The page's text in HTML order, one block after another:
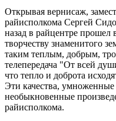
Открывая вернисаж,
райисполкома Сергей
назад в райцентре
творчеству знаменитого
таким теплым, добрым,
телепередача "От всей
что тепло и доброта
Эти качества,
необыкновенные
райисполкома.